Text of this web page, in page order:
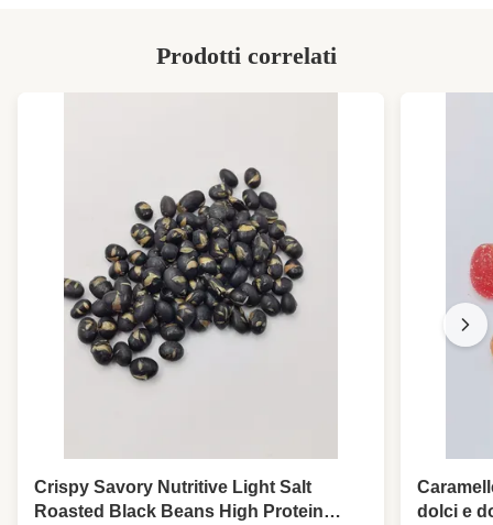
Prodotti correlati
Crispy Savory Nutritive Light Salt
Roasted Black Beans High Protein
dolci e